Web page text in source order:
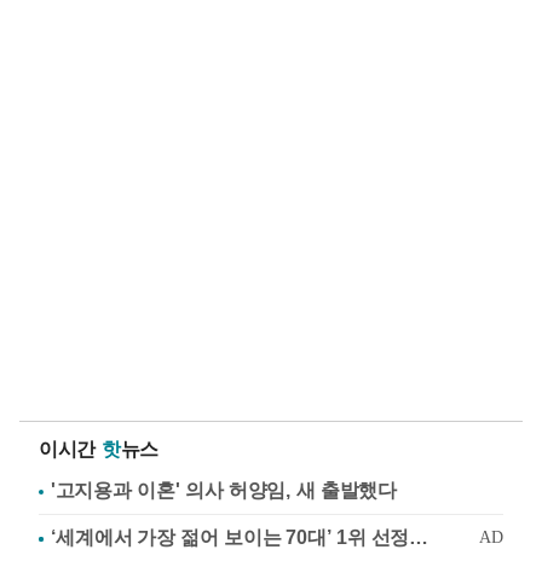
이시간 핫뉴스
'고지용과 이혼' 의사 허양임, 새 출발했다